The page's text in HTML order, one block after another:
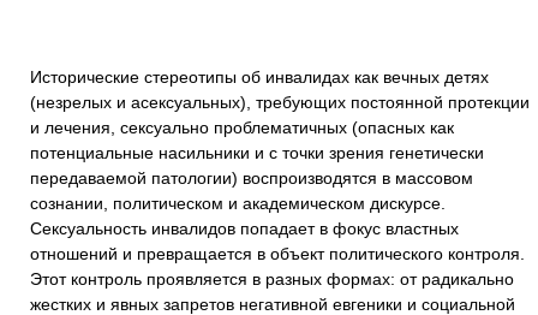
Исторические стереотипы об инвалидах как вечных детях
(незрелых и асексуальных), требующих постоянной протекции
и лечения, сексуально проблематичных (опасных как
потенциальные насильники и с точки зрения генетически
передаваемой патологии) воспроизводятся в массовом
сознании, политическом и академическом дискурсе.
Сексуальность инвалидов попадает в фокус властных
отношений и превращается в объект политического контроля.
Этот контроль проявляется в разных формах: от радикально
жестких и явных запретов негативной евгеники и социальной